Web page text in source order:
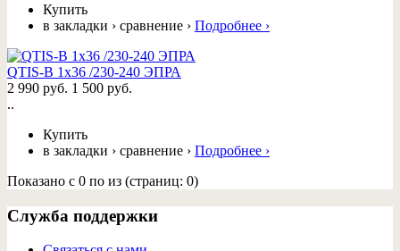
Купить
в закладки › сравнение › Подробнее ›
QTIS-B 1x36 /230-240 ЭПРА
2 990 руб. 1 500 руб.
..
Купить
в закладки › сравнение › Подробнее ›
Показано с 0 по из (страниц: 0)
Служба поддержки